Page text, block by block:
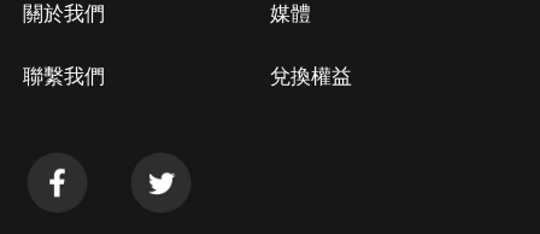
關於我們
聯繫我們
媒體
兌換權益